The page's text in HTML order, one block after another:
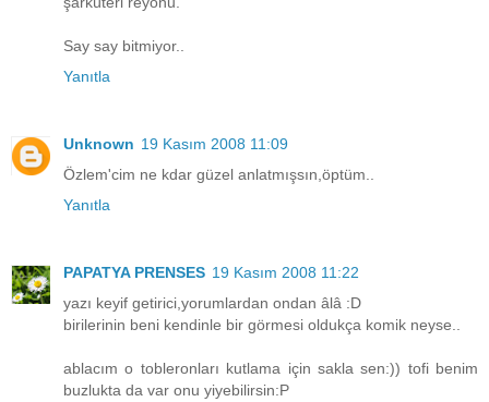
Say say bitmiyor..
Yanıtla
Unknown 19 Kasım 2008 11:09
Özlem'cim ne kdar güzel anlatmışsın,öptüm..
Yanıtla
PAPATYA PRENSES 19 Kasım 2008 11:22
yazı keyif getirici,yorumlardan ondan âlâ :D
birilerinin beni kendinle bir görmesi oldukça komik neyse..
ablacım o tobleronları kutlama için sakla sen:)) tofi benim
buzlukta da var onu yiyebilirsin:P